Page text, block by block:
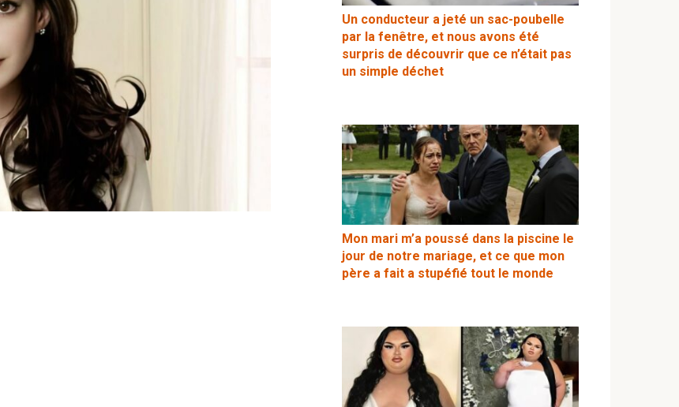
Un conducteur a jeté un sac-poubelle
par la fenêtre, et nous avons été
surpris de découvrir que ce n’était pas
un simple déchet
Mon mari m’a poussé dans la piscine le
jour de notre mariage, et ce que mon
père a fait a stupéfié tout le monde